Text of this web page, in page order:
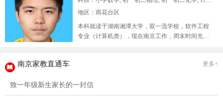
地区：雨花台区
本科就读于湖南湘潭大学，双一流学校，软件工程
专业（计算机类），现在南京工作，周末时间充
南京家教直通车 更多+
致一年级新生家长的一封信